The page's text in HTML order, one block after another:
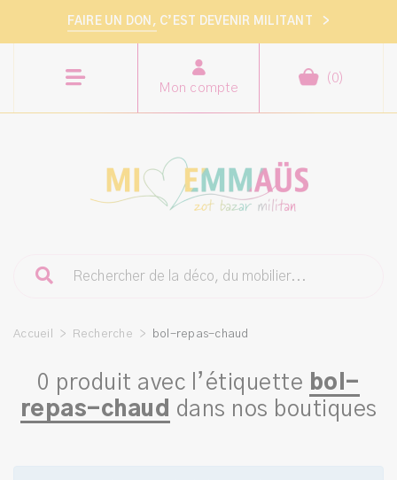
FAIRE UN DON, C’EST DEVENIR MILITANT >
Mon compte
( 0)
Accueil > Recherche > bol-repas-chaud
0 produit avec l’étiquette bol-
repas-chaud dans nos boutiques